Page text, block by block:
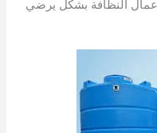
النظافة بشكل يرضي